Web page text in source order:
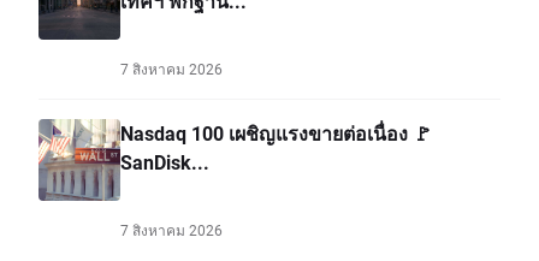
7 สิงหาคม 2026
Nasdaq 100 เผชิญแรงขายต่อเนื่อง 🚩
SanDisk...
7 สิงหาคม 2026